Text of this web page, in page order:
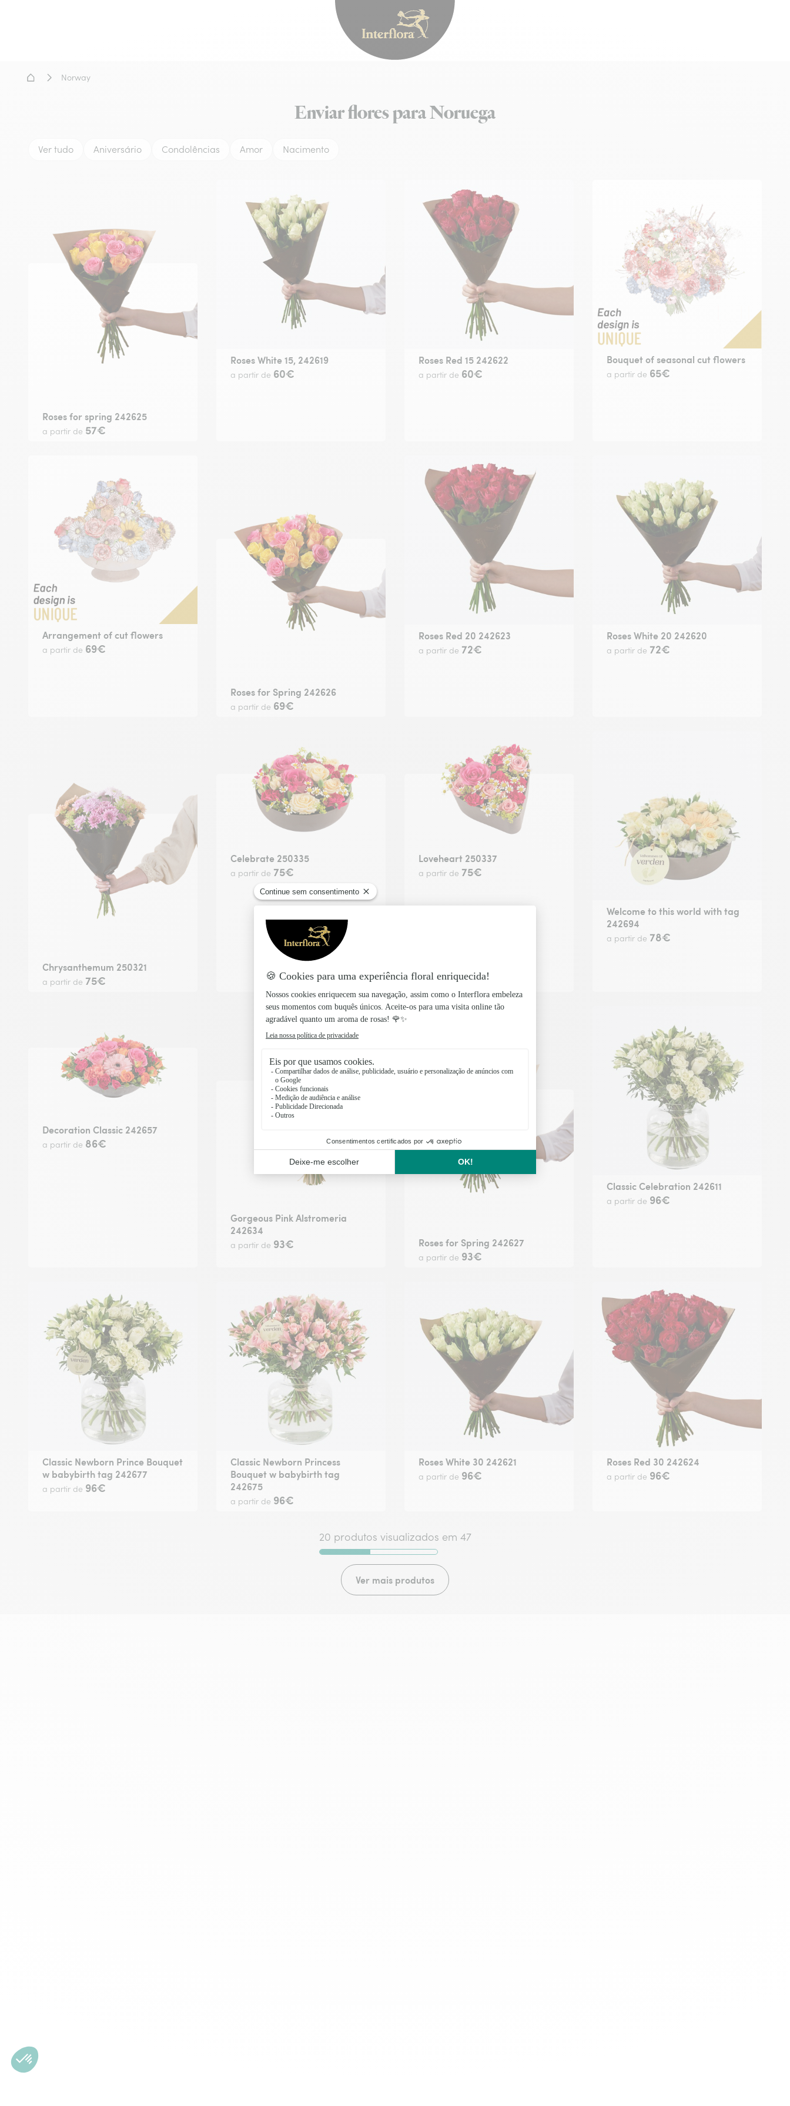
Home
Norway
Enviar flores para Noruega
Ver tudo Aniversário Condolências Amor Nacimento
Roses for spring 242625
a partir de 57€
Roses White 15, 242619
a partir de 60€
Roses Red 15 242622
a partir de 60€
Bouquet of seasonal cut flowers
a partir de 65€
Arrangement of cut flowers
a partir de 69€
Roses for Spring 242626
a partir de 69€
Roses Red 20 242623
a partir de 72€
Roses White 20 242620
a partir de 72€
Chrysanthemum 250321
a partir de 75€
Celebrate 250335
a partir de 75€
Loveheart 250337
a partir de 75€
Welcome to this world with tag
242694
a partir de 78€
Decoration Classic 242657
a partir de 86€
Gorgeous Pink Alstromeria
242634
a partir de 93€ Roses for Spring 242627
a partir de 93€
Classic Celebration 242611
a partir de 96€
Classic Newborn Prince Bouquet
w babybirth tag 242677
a partir de 96€
Classic Newborn Princess
Bouquet w babybirth tag
242675
a partir de 96€
Roses White 30 242621
a partir de 96€
Roses Red 30 242624
a partir de 96€
20 produtos visualizados em 47
Ver mais produtos